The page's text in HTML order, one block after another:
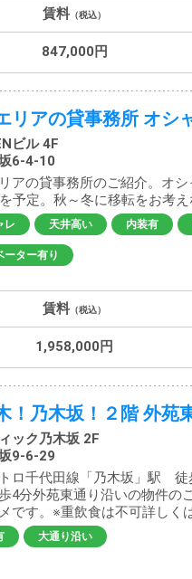
賃料 （税込）
847,000円
リアの貸事務所 オシ
ビル 4F
6-4-10
アの貸事務所のご紹介。オ
予定。秋～冬に移転をお考え
レ 天井高い 内装有
ーター有り
賃料 （税込）
1,958,000円
！乃木坂！２階 外苑
ック乃木坂 2F
9-6-29
ロ千代田線「乃木坂」駅 徒
分外苑東通り沿いの物件の
です。※重飲食は不可詳しく
大通り沿い